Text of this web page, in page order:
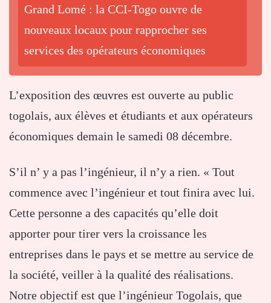
Grand Lomé : la CCI-Togo ouvre de
nouveaux locaux pour rapprocher ses
services des opérateurs économiques
L’exposition des œuvres est ouverte au public
togolais, aux élèves et étudiants et aux opérateurs
économiques demain le samedi 08 décembre.
S’il n’ y a pas l’ingénieur, il n’y a rien. « Tout
commence avec l’ingénieur et tout finira avec lui.
Cette personne a des capacités qu’elle doit
apporter pour tirer vers la croissance les
entreprises dans le pays et se mettre au service de
la société, veiller à la qualité des réalisations.
Notre objectif est que l’ingénieur Togolais, que